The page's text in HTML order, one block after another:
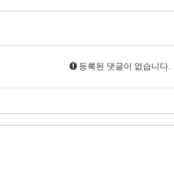
등록된 댓글이 없습니다.